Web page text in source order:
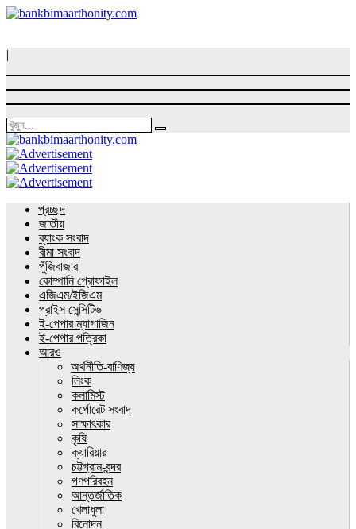
|
প্রচ্ছদ
জাতীয়
ব্যাংক সংবাদ
বীমা সংবাদ
পুঁজিবাজার
কোম্পানি প্রোফাইল
এজিএম/ইজিএম
প্রাইস সেন্সিটিভ
ই-পেপার ম্যাগাজিন
ই-পেপার পত্রিকা
আরও
অর্থনীতি-বাণিজ্য
লিংক
কলামিস্ট
কর্পোরেট সংবাদ
সাক্ষাৎকার
কৃষি
ক্যারিয়ার
চট্টগ্রাম-বন্দর
গণপরিবহন
আন্তর্জাতিক
খেলাধুলা
বিনোদন